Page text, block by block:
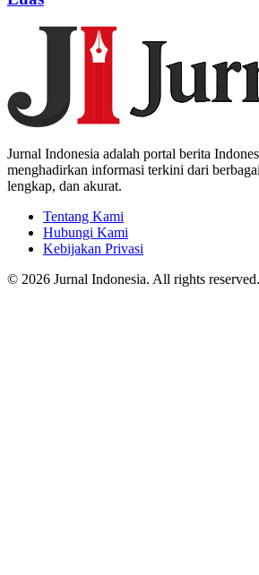
Jurnal Indonesia adalah portal berita
menghadirkan informasi terkini dari
lengkap, dan akurat.
Tentang Kami
Hubungi Kami
Kebijakan Privasi
© 2026 Jurnal Indonesia. All rights reserved.